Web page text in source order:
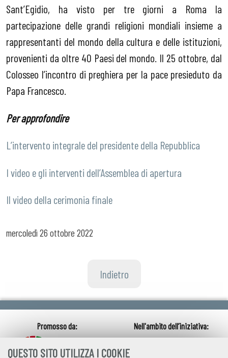
QUESTO SITO UTILIZZA I COOKIE
Sant’Egidio, ha visto per tre giorni a Roma la
partecipazione delle grandi religioni mondiali insieme a
rappresentanti del mondo della cultura e delle istituzioni,
provenienti da oltre 40 Paesi del mondo. Il 25 ottobre, dal
Colosseo l’incontro di preghiera per la pace presieduto da
Papa Francesco.
Per approfondire
L’intervento integrale del presidente della Repubblica
I video e gli interventi dell’Assemblea di apertura
Il video della cerimonia finale
mercoledì 26 ottobre 2022
Indietro